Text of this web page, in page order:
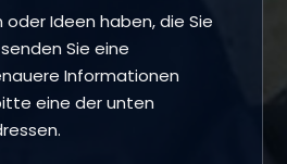
oder Ideen haben, die Sie
Sie eine
Informationen
eine der unten